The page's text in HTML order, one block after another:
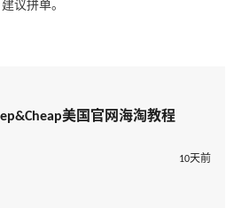
议拼单。
美国官网海淘教程
10天前